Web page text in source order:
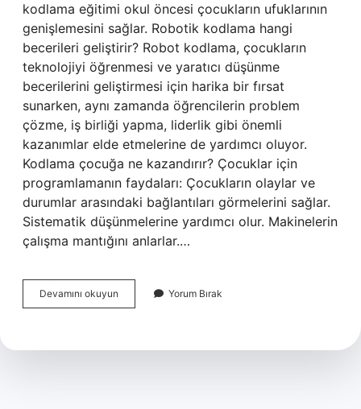
kodlama eğitimi okul öncesi çocukların ufuklarının
genişlemesini sağlar. Robotik kodlama hangi
becerileri geliştirir? Robot kodlama, çocukların
teknolojiyi öğrenmesi ve yaratıcı düşünme
becerilerini geliştirmesi için harika bir fırsat
sunarken, aynı zamanda öğrencilerin problem
çözme, iş birliği yapma, liderlik gibi önemli
kazanımlar elde etmelerine de yardımcı oluyor.
Kodlama çocuğa ne kazandırır? Çocuklar için
programlamanın faydaları: Çocukların olaylar ve
durumlar arasındaki bağlantıları görmelerini sağlar.
Sistematik düşünmelerine yardımcı olur. Makinelerin
çalışma mantığını anlarlar.…
Devamını okuyun
Kodlama
Kazandırır
Yorum Bırak